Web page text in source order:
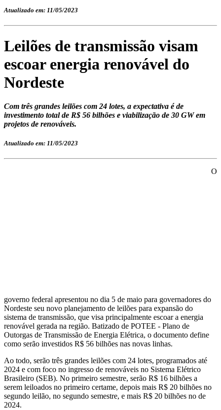
Atualizado em: 11/05/2023
Leilões de transmissão visam
escoar energia renovável do
Nordeste
Com três grandes leilões com 24 lotes, a expectativa é de
investimento total de R$ 56 bilhões e viabilização de 30 GW em
projetos de renováveis.
Atualizado em: 11/05/2023
O
governo federal apresentou no dia 5 de maio para governadores do
Nordeste seu novo planejamento de leilões para expansão do
sistema de transmissão, que visa principalmente escoar a energia
renovável gerada na região. Batizado de POTEE - Plano de
Outorgas de Transmissão de Energia Elétrica, o documento define
como serão investidos R$ 56 bilhões nas novas linhas.
Ao todo, serão três grandes leilões com 24 lotes, programados até
2024 e com foco no ingresso de renováveis no Sistema Elétrico
Brasileiro (SEB). No primeiro semestre, serão R$ 16 bilhões a
serem leiloados no primeiro certame, depois mais R$ 20 bilhões no
segundo leilão, no segundo semestre, e mais R$ 20 bilhões no de
2024.